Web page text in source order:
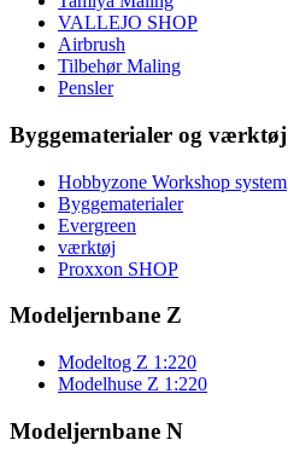
VALLEJO SHOP
Airbrush
Tilbehør Maling
Pensler
Byggematerialer og værktøj
Hobbyzone Workshop system
Byggematerialer
Evergreen
værktøj
Proxxon SHOP
Modeljernbane Z
Modeltog Z 1:220
Modelhuse Z 1:220
Modeljernbane N